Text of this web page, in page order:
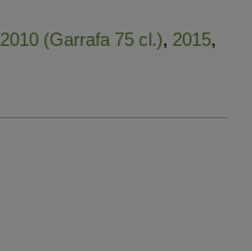
2010 (Garrafa 75 cl.), 2015,